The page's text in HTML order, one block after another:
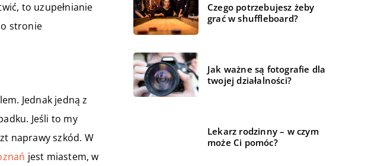
to uzupełnianie
stronie
Jednak jedną z
Jeśli to my
naprawy szkód. W
jest miastem, w
Czego potrzebujesz żeby
grać w shuffleboard?
Jak ważne są fotografie dla
twojej działalności?
Lekarz rodzinny – w czym
może Ci pomóc?